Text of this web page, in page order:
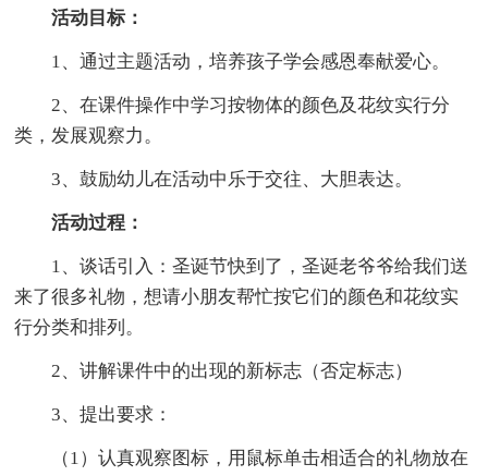
活动目标：
1、通过主题活动，培养孩子学会感恩奉献爱心。
2、在课件操作中学习按物体的颜色及花纹实行分
类，发展观察力。
3、鼓励幼儿在活动中乐于交往、大胆表达。
活动过程：
1、谈话引入：圣诞节快到了，圣诞老爷爷给我们送
来了很多礼物，想请小朋友帮忙按它们的颜色和花纹实
行分类和排列。
2、讲解课件中的出现的新标志（否定标志）
3、提出要求：
（1）认真观察图标，用鼠标单击相适合的礼物放在